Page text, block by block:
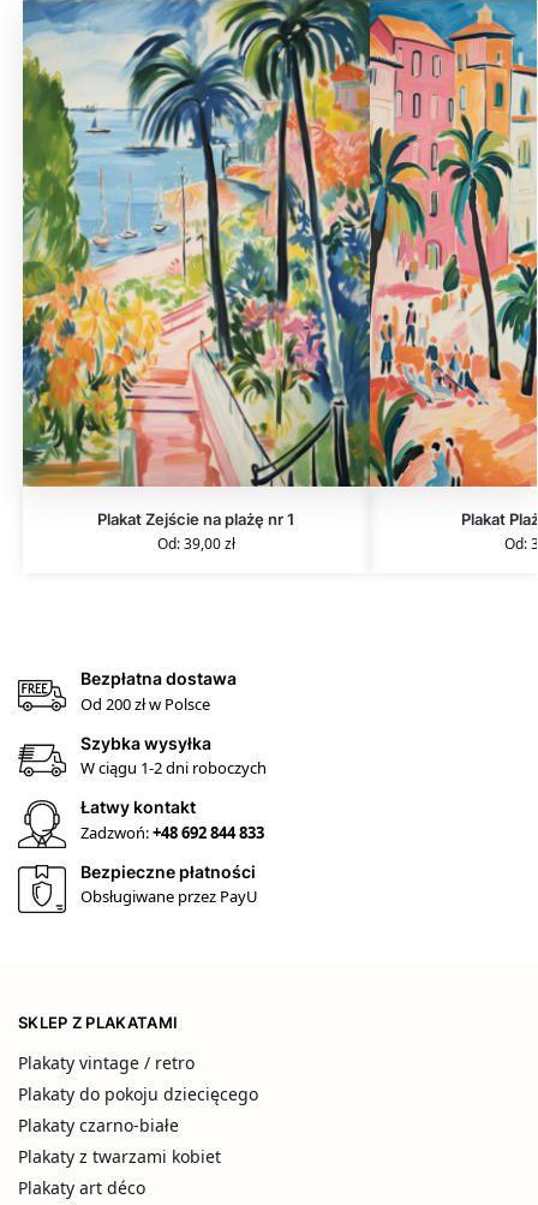
Plakat Zejście na plażę nr 1
Od:39,00zł
Plakat
Od:
Bezpłatna dostawa
Od 200 zł w Polsce
Szybka wysyłka
W ciągu 1-2 dni roboczych
Łatwy kontakt
Zadzwoń:+48 692 844 833
Bezpieczne płatności
Obsługiwane przez PayU
SKLEP Z PLAKATAMI
Plakaty vintage / retro
Plakaty do pokoju dziecięcego
Plakaty czarno-białe
Plakaty z twarzami kobiet
Plakaty art déco